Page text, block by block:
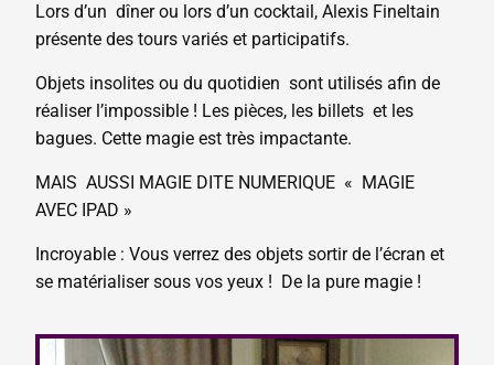
Lors d’un dîner ou lors d’un cocktail, Alexis Fineltain
présente des tours variés et participatifs.
Objets insolites ou du quotidien sont utilisés afin de
réaliser l’impossible ! Les pièces, les billets et les
bagues. Cette magie est très impactante.
MAIS AUSSI MAGIE DITE NUMERIQUE « MAGIE
AVEC IPAD »
Incroyable : Vous verrez des objets sortir de l’écran et
se matérialiser sous vos yeux ! De la pure magie !